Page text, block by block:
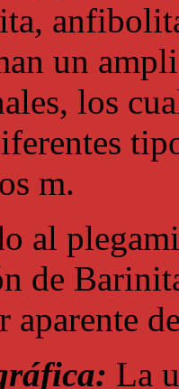
un
los
m.
al
de
aparente
La